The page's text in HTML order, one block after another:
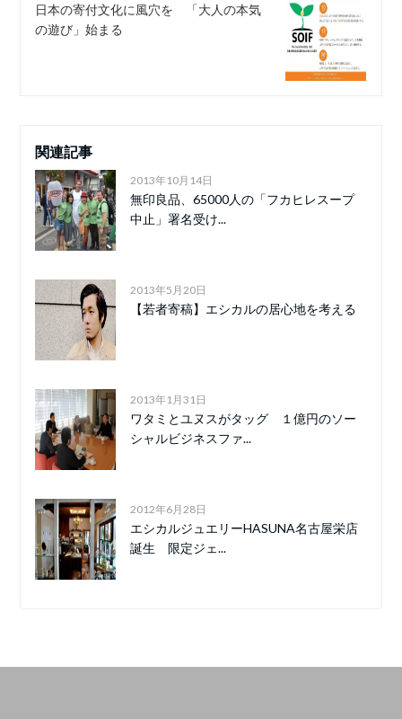
日本の寄付文化に風穴を 「大人の本気
の遊び」始まる
関連記事
2013年10月14日
無印良品、65000人の「フカヒレスープ
中止」署名受け...
2013年5月20日
【若者寄稿】エシカルの居心地を考える
2013年1月31日
ワタミとユヌスがタッグ １億円のソー
シャルビジネスファ...
2012年6月28日
エシカルジュエリーHASUNA名古屋栄店
誕生 限定ジェ...